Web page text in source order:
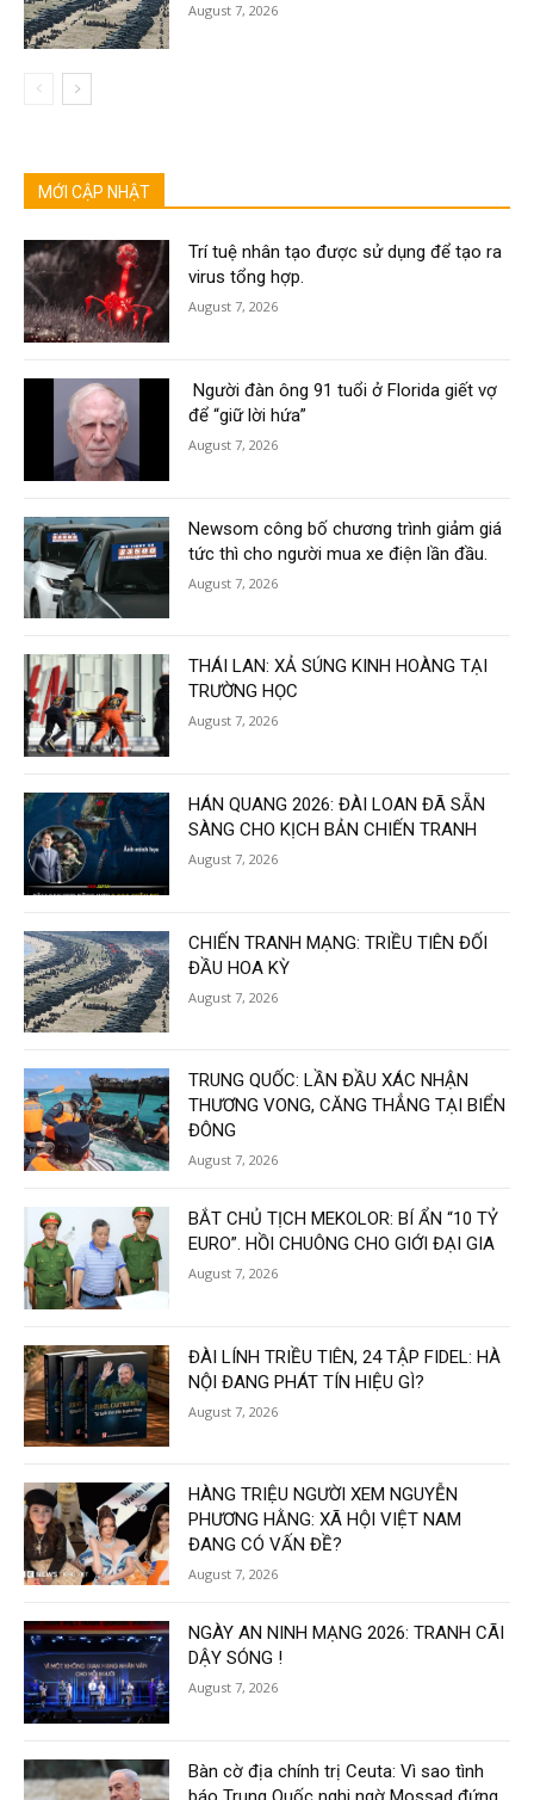
August 7, 2026
MỚI CẬP NHẬT
Trí tuệ nhân tạo được sử dụng để tạo ra
virus tổng hợp.
August 7, 2026
Người đàn ông 91 tuổi ở Florida giết vợ
để “giữ lời hứa”
August 7, 2026
Newsom công bố chương trình giảm giá
tức thì cho người mua xe điện lần đầu.
August 7, 2026
THÁI LAN: XẢ SÚNG KINH HOÀNG TẠI
TRƯỜNG HỌC
August 7, 2026
HÁN QUANG 2026: ĐÀI LOAN ĐÃ SẴN
SÀNG CHO KỊCH BẢN CHIẾN TRANH
August 7, 2026
CHIẾN TRANH MẠNG: TRIỀU TIÊN ĐỐI
ĐẦU HOA KỲ
August 7, 2026
TRUNG QUỐC: LẦN ĐẦU XÁC NHẬN
THƯƠNG VONG, CĂNG THẲNG TẠI BIỂN
ĐÔNG
August 7, 2026
BẮT CHỦ TỊCH MEKOLOR: BÍ ẨN “10 TỶ
EURO”. HỒI CHUÔNG CHO GIỚI ĐẠI GIA
August 7, 2026
ĐÀI LÍNH TRIỀU TIÊN, 24 TẬP FIDEL: HÀ
NỘI ĐANG PHÁT TÍN HIỆU GÌ?
August 7, 2026
HÀNG TRIỆU NGƯỜI XEM NGUYỄN
PHƯƠNG HẰNG: XÃ HỘI VIỆT NAM
ĐANG CÓ VẤN ĐỀ?
August 7, 2026
NGÀY AN NINH MẠNG 2026: TRANH CÃI
DẬY SÓNG !
August 7, 2026
Bàn cờ địa chính trị Ceuta: Vì sao tình